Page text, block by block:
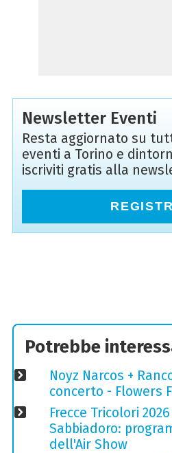
Newsletter Eventi
Resta aggiornato su
eventi a Torino e
iscriviti gratis alla
Potrebbe
Noyz Narcos +
concerto - Flowers
Frecce Tricolori
Sabbiadoro:
dell'Air Show